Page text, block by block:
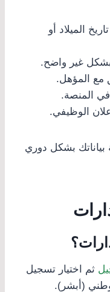
الميلاد أو
غير واضح.
مع المؤهل.
في المنصة.
الوظيفي.
بشكل دوري
ثم اختيار تسجيل
(أبشر).